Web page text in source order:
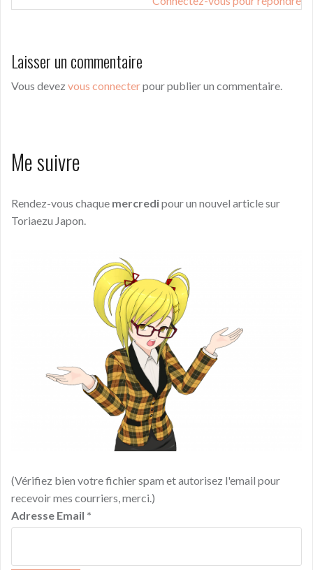
Laisser un commentaire
Vous devez vous connecterpour publier un commentaire.
Me suivre
Rendez-vous chaque mercredipour un nouvel article sur
Toriaezu Japon.
(Vérifiez bien votre fichier spam et autorisez l'email pour
recevoir mes courriers, merci.)
Adresse Email *